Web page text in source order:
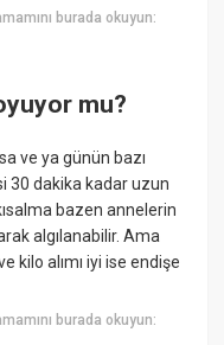
burada okuyun:
mu?
ve ya günün bazı
30 dakika kadar uzun
bazen annelerin
algılanabilir. Ama
kilo alımı iyi ise endişe
burada okuyun: